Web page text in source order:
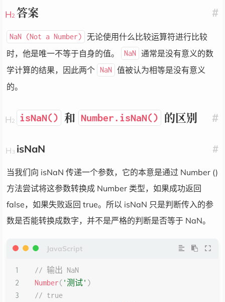
#
答案
NaN (Not a Number)
无论使用什么比较运算符进行比较
时，他是唯一不等于自身的值。
NaN
通常是没有意义的数
学计算的结果，因此两个
NaN
值被认为相等是没有意义
的。
#
isNaN() 和 Number.isNaN() 的区别
#
isNaN
当我们向 isNaN 传递一个参数，它的本意是通过 Number ()
方法尝试将这参数转换成 Number 类型，如果成功返回
false，如果失败返回 true。所以 isNaN 只是判断传入的参
数是否能转换成数字，并不是严格的判断是否等于 NaN。
// 输出 NaN
Number( '测试' )
// true